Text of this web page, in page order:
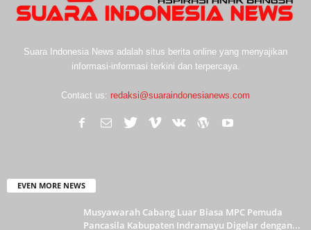
Suara Indonesia News adalah situs berita online yang menyajikan
informasi-informasi terkini dan terpercaya.
Contact us: redaksi@suaraindonesianews.com
EVEN MORE NEWS
Musyawarah Cabang Luar Biasa MPC Pemuda
Pancasila Kabupaten Indramayu Digelar dengan...